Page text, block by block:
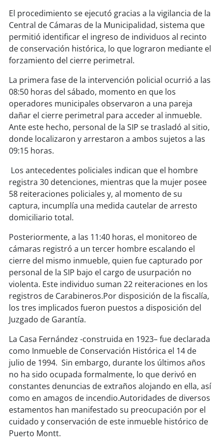
valparaíso
soy quillota
soysanantonio
soychillán
soysancarlos
soytalcahuano
soyconcepción
soycoronel
arauco
soyvaldivia
soyosorno
soypuertomontt
soychiloé
El procedimiento se ejecutó gracias a la vigilancia de la
Central de Cámaras de la Municipalidad, sistema que
permitió identificar el ingreso de individuos al recinto
de conservación histórica, lo que lograron mediante el
forzamiento del cierre perimetral.
La primera fase de la intervención policial ocurrió a las
08:50 horas del sábado, momento en que los
operadores municipales observaron a una pareja
dañar el cierre perimetral para acceder al inmueble.
Ante este hecho, personal de la SIP se trasladó al sitio,
donde localizaron y arrestaron a ambos sujetos a las
09:15 horas.
Los antecedentes policiales indican que el hombre
registra 30 detenciones, mientras que la mujer posee
58 reiteraciones policiales y, al momento de su
captura, incumplía una medida cautelar de arresto
domiciliario total.
Posteriormente, a las 11:40 horas, el monitoreo de
cámaras registró a un tercer hombre escalando el
cierre del mismo inmueble, quien fue capturado por
personal de la SIP bajo el cargo de usurpación no
violenta. Este individuo suman 22 reiteraciones en los
registros de Carabineros.Por disposición de la fiscalía,
los tres implicados fueron puestos a disposición del
Juzgado de Garantía.
La Casa Fernández -construida en 1923– fue declarada
como Inmueble de Conservación Histórica el 14 de
julio de 1994. Sin embargo, durante los últimos años
no ha sido ocupada formalmente, lo que derivó en
constantes denuncias de extraños alojando en ella, así
como en amagos de incendio.Autoridades de diversos
estamentos han manifestado su preocupación por el
cuidado y conservación de este inmueble histórico de
Puerto Montt.